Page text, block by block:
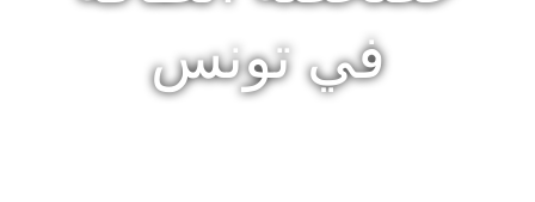
في تونس